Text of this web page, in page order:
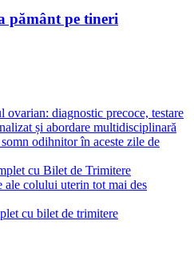
pământ pe tineri
ovarian: diagnostic precoce, testare
și abordare multidisciplinară
odihnitor în aceste zile de
cu Bilet de Trimitere
ale colului uterin tot mai des
cu bilet de trimitere